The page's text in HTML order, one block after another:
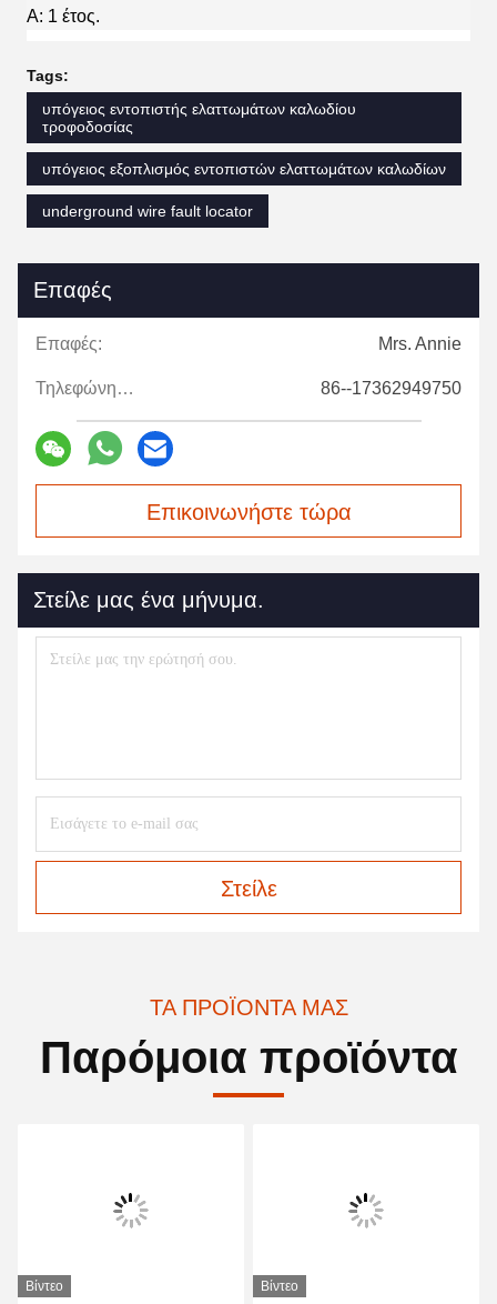
A: 1 έτος.
Tags:
υπόγειος εντοπιστής ελαττωμάτων καλωδίου
τροφοδοσίας
υπόγειος εξοπλισμός εντοπιστών ελαττωμάτων καλωδίων
underground wire fault locator
Επαφές
Επαφές: Mrs. Annie
Τηλεφώνημα: 86--17362949750
Επικοινωνήστε τώρα
Στείλε μας ένα μήνυμα.
Στείλε
ΤΑ ΠΡΟΪΌΝΤΑ ΜΑΣ
Παρόμοια προϊόντα
Βίντεο Βίντεο